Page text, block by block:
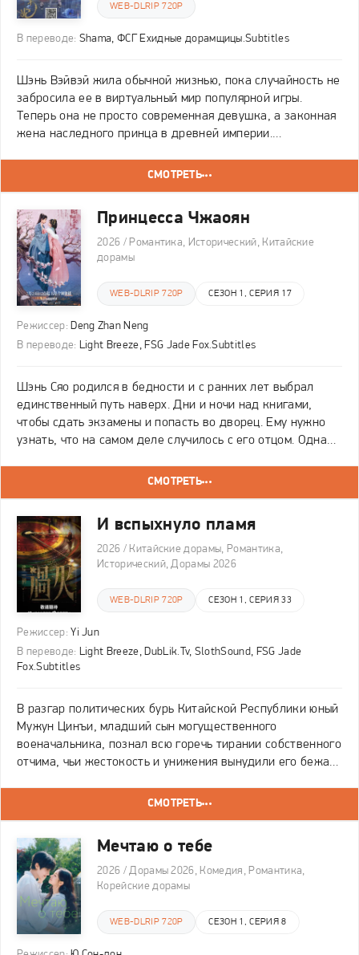
WEB-DLRIP 720P
В переводе: Shama, ФСГ Ехидные дорамщицы.Subtitles
Шэнь Вэйвэй жила обычной жизнью, пока случайность не
забросила ее в виртуальный мир популярной игры.
Теперь она не просто современная девушка, а законная
жена наследного принца в древней империи.
золотыми стенами дворца скрываются опасные
СМОТРЕТЬ
Принцесса Чжаоян
2026 / Романтика, Исторический, Китайские
дорамы
WEB-DLRIP 720P СЕЗОН 1, СЕРИЯ 17
Режиссер: Deng Zhan Neng
В переводе: Light Breeze, FSG Jade Fox.Subtitles
Шэнь Сяо родился в бедности и с ранних лет выбрал
единственный путь наверх. Дни и ночи над книгами,
чтобы сдать экзамены и попасть во дворец. Ему нужно
узнать, что на самом деле случилось с его отцом. Одна
переворачивает всё. Она использует его и
СМОТРЕТЬ
И вспыхнуло пламя
2026 / Китайские дорамы, Романтика,
Исторический, Дорамы 2026
WEB-DLRIP 720P СЕЗОН 1, СЕРИЯ 33
Режиссер: Yi Jun
В переводе: Light Breeze, DubLik.Tv, SlothSound, FSG Jade
Fox.Subtitles
В разгар политических бурь Китайской Республики юный
Мужун Цинъи, младший сын могущественного
военачальника, познал всю горечь тирании собственного
отчима, чьи жестокость и унижения вынудили его бежать
спасительная доброта стала роковой для её
СМОТРЕТЬ
Мечтаю о тебе
2026 / Дорамы 2026, Комедия, Романтика,
Корейские дорамы
WEB-DLRIP 720P СЕЗОН 1, СЕРИЯ 8